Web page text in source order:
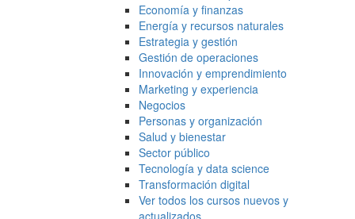
Economía y finanzas
Energía y recursos naturales
Estrategia y gestión
Gestión de operaciones
Innovación y emprendimiento
Marketing y experiencia
Negocios
Personas y organización
Salud y bienestar
Sector público
Tecnología y data science
Transformación digital
Ver todos los cursos nuevos y